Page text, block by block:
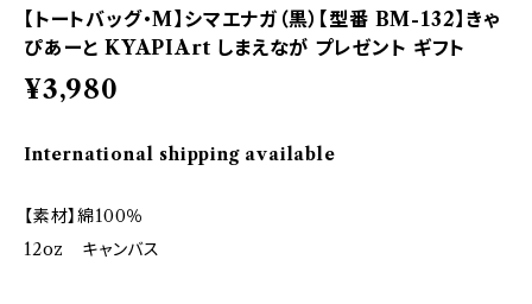
【トートバッグ・M】シマエナガ（黒）【型番 BM-132】きゃ
ぴあーと KYAPIArt しまえなが プレゼント ギフト
¥3,980
International shipping available
【素材】綿100％
12oz キャンバス